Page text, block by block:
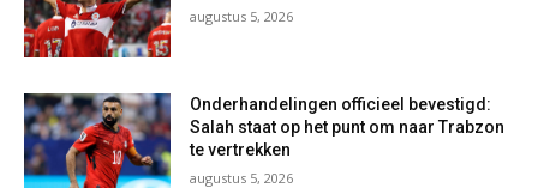
augustus 5, 2026
Onderhandelingen officieel bevestigd:
Salah staat op het punt om naar Trabzon
te vertrekken
augustus 5, 2026